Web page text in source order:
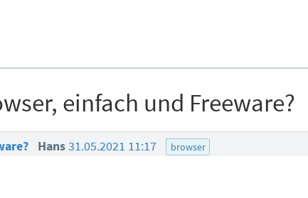
einfach und Freeware?
Hans31.05.2021 11:17 browser